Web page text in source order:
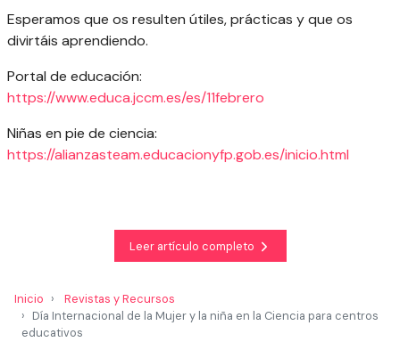
Esperamos que os resulten útiles, prácticas y que os
divirtáis aprendiendo.
Portal de educación:
https://www.educa.jccm.es/es/11febrero
Niñas en pie de ciencia:
https://alianzasteam.educacionyfp.gob.es/inicio.html
Leer artículo completo
Inicio
Revistas y Recursos
Día Internacional de la Mujer y la niña en la Ciencia para centros
educativos